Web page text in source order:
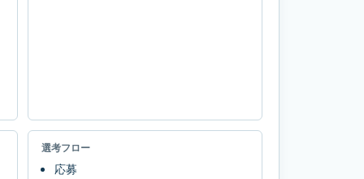
選考フロー
応募